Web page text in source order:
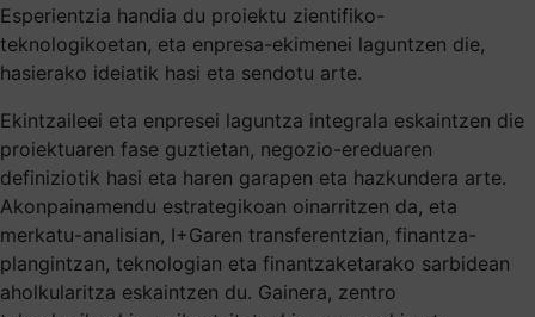
Esperientzia handia du proiektu zientifiko-
teknologikoetan, eta enpresa-ekimenei laguntzen die,
hasierako ideiatik hasi eta sendotu arte.
Ekintzaileei eta enpresei laguntza integrala eskaintzen die
proiektuaren fase guztietan, negozio-ereduaren
definiziotik hasi eta haren garapen eta hazkundera arte.
Akonpainamendu estrategikoan oinarritzen da, eta
merkatu-analisian, I+Garen transferentzian, finantza-
plangintzan, teknologian eta finantzaketarako sarbidean
aholkularitza eskaintzen du. Gainera, zentro